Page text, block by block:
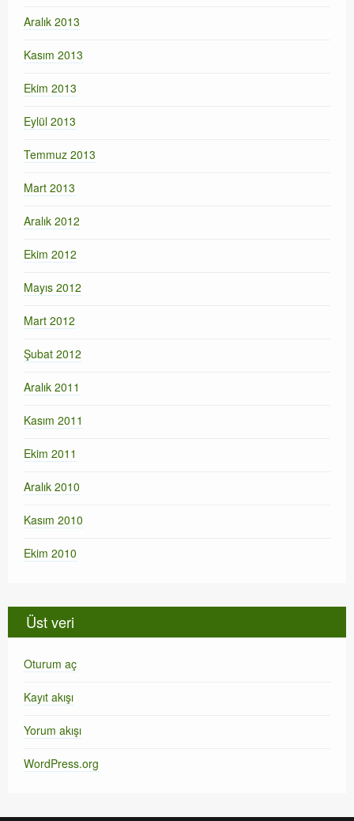
Aralık 2013
Kasım 2013
Ekim 2013
Eylül 2013
Temmuz 2013
Mart 2013
Aralık 2012
Ekim 2012
Mayıs 2012
Mart 2012
Şubat 2012
Aralık 2011
Kasım 2011
Ekim 2011
Aralık 2010
Kasım 2010
Ekim 2010
Üst veri
Oturum aç
Kayıt akışı
Yorum akışı
WordPress.org